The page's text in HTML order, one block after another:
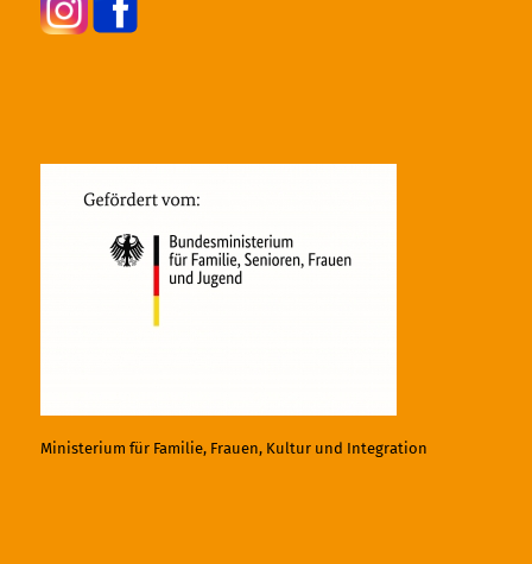
Ministerium für Familie, Frauen, Kultur und Integration